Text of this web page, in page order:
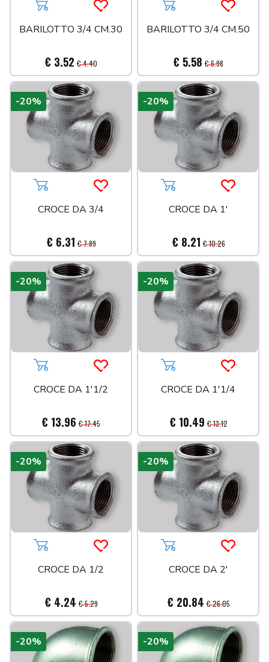
Aggiungi al carrelloAcquista più tardi
BARILOTTO 3/4 CM.30
€ 3.52 € 4.40
Aggiungi al carrello
BARILOTTO 3/4 CM.50
€ 5.58 € 6.98
Aggiungi al carrelloAcquista più tardi
CROCE DA 3/4
€ 6.31 € 7.89
-20%
Aggiungi al carrello
CROCE DA 1'
€ 8.21 € 10.26
-20%
Aggiungi al carrelloAcquista più tardi
CROCE DA 1'1/2
€ 13.96 € 17.45
-20%
Aggiungi al carrello
CROCE DA 1'1/4
€ 10.49 € 13.12
-20%
Aggiungi al carrelloAcquista più tardi
CROCE DA 1/2
€ 4.24 € 5.29
-20%
Aggiungi al carrello
CROCE DA 2'
€ 20.84 € 26.05
-20%
-20% -20%